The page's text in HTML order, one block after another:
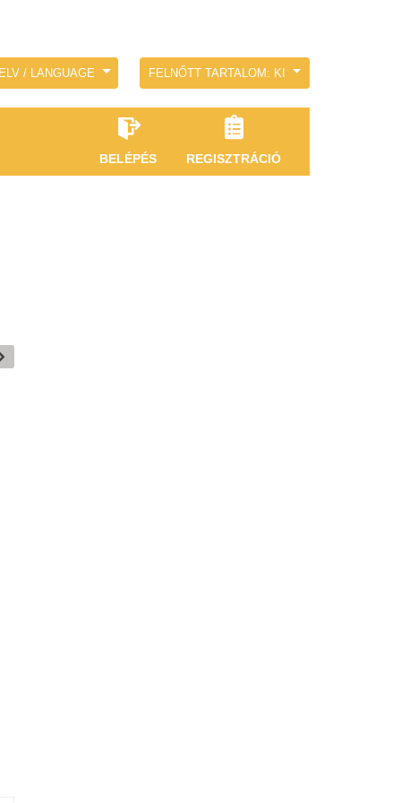
/ LANGUAGE FELNŐTT TARTALOM: KI
BELÉPÉS REGISZTRÁCIÓ